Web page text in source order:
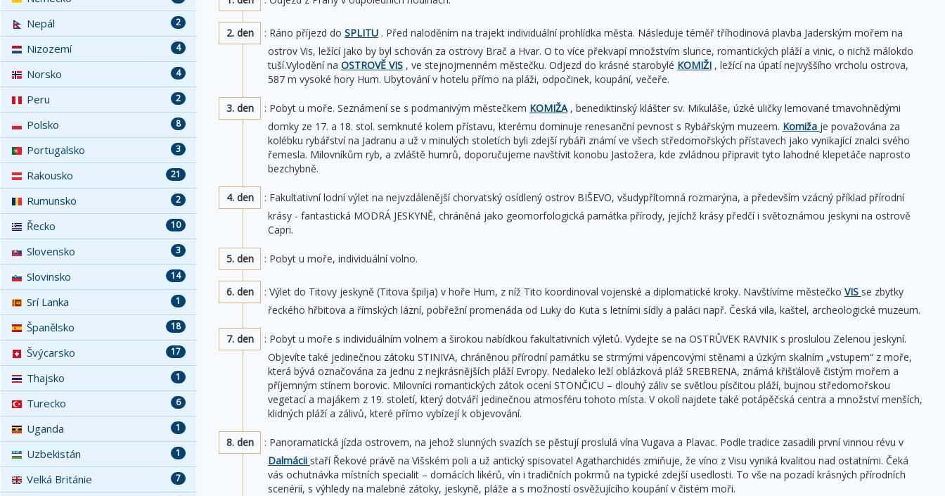
2. den : Ráno příjezd do SPLITU . Před naloděním na trajekt individuální prohlídka města. Následuje téměř tříhodinová plavba Jaderským mořem na
ostrov Vis, ležící jako by byl schován za ostrovy Brač a Hvar. O to více překvapí množstvím slunce, romantických pláží a vinic, o nichž málokdo
tuší.Vylodění na OSTROVĚ VIS , ve stejnojmenném městečku. Odjezd do krásné starobylé KOMIŽI , ležící na úpatí nejvyššího vrcholu ostrova,
587 m vysoké hory Hum. Ubytování v hotelu přímo na pláži, odpočinek, koupání, večeře.
3. den : Pobyt u moře. Seznámení se s podmanivým městečkem KOMIŽA, benediktinský klášter sv. Mikuláše, úzké uličky lemované tmavohnědými
domky ze 17. a 18. stol. semknuté kolem přístavu, kterému dominuje renesanční pevnost s Rybářským muzeem. Komiža je považována za
kolébku rybářství na Jadranu a už v minulých stoletích byli zdejší rybáři známí ve všech středomořských přístavech jako vynikající znalci svého
řemesla. Milovníkům ryb, a zvláště humrů, doporučujeme navštívit konobu Jastožera, kde zvládnou připravit tyto lahodné klepetáče naprosto
bezchybně.
4. den
: Fakultativní lodní výlet na nejvzdálenější chorvatský osídlený ostrov BIŠEVO, všudypřítomná rozmarýna, a především vzácný příklad přírodní
krásy - fantastická MODRÁ JESKYNĚ, chráněná jako geomorfologická památka přírody, jejíchž krásy předčí i světoznámou jeskyni na ostrově
Capri.
5. den : Pobyt u moře, individuální volno.
6. den : Výlet do Titovy jeskyně (Titova špilja) v hoře Hum, z níž Tito koordinoval vojenské a diplomatické kroky. Navštívíme městečko VIS se zbytky
řeckého hřbitova a římských lázní, pobřežní promenáda od Luky do Kuta s letními sídly a paláci např. Česká vila, kaštel, archeologické muzeum.
7. den
: Pobyt u moře s individuálním volnem a širokou nabídkou fakultativních výletů. Vydejte se na OSTRŮVEK RAVNIK s proslulou Zelenou jeskyní.
Objevíte také jedinečnou zátoku STINIVA, chráněnou přírodní památku se strmými vápencovými stěnami a úzkým skalním „vstupem“ z moře,
která bývá označována za jednu z nejkrásnějších pláží Evropy. Nedaleko leží oblázková pláž SREBRENA, známá křišťálově čistým mořem a
příjemným stínem borovic. Milovníci romantických zátok ocení STONČICU – dlouhý záliv se světlou písčitou pláží, bujnou středomořskou
vegetací a majákem z 19. století, který dotváří jedinečnou atmosféru tohoto místa. V okolí najdete také potápěčská centra a množství menších,
klidných pláží a zálivů, které přímo vybízejí k objevování.
8. den
: Panoramatická jízda ostrovem, na jehož slunných svazích se pěstují proslulá vína Vugava a Plavac. Podle tradice zasadili první vinnou révu v
Dalmácii staří Řekové právě na Višském poli a už antický spisovatel Agatharchidés zmiňuje, že víno z Visu vyniká kvalitou nad ostatními. Čeká
vás ochutnávka místních specialit – domácích likérů, vín i tradičních pokrmů na typické zdejší usedlosti. To vše na pozadí krásných přírodních
scenérií, s výhledy na malebné zátoky, jeskyně, pláže a s možností osvěžujícího koupání v čistém moři.
2
Nepál
4
Nizozemí
4
Norsko
2
Peru
8
Polsko
3
Portugalsko
21
Rakousko
2
Rumunsko
10
Řecko
3
Slovensko
14
Slovinsko
1
Srí Lanka
18
Španělsko
17
Švýcarsko
1
Thajsko
6
Turecko
1
Uganda
1
Uzbekistán
7
Velká Británie